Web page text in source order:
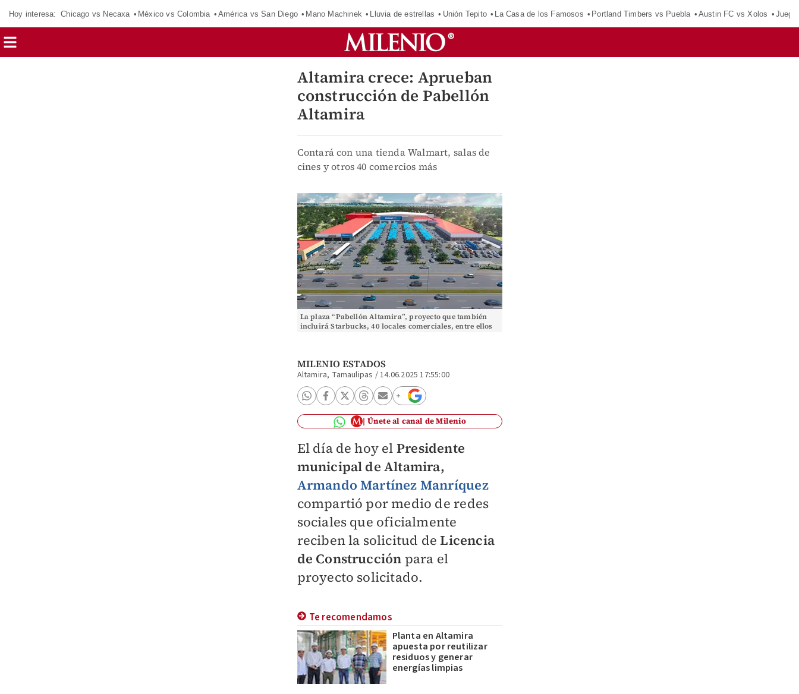
Hoy interesa: Chicago vs Necaxa México vs Colombia América vs San Diego Mano Machinek Lluvia de estrellas Unión Tepito La Casa de los Famosos Portland Timbers vs Puebla Austin FC vs Xolos
Altamira crece: Aprueban
construcción de Pabellón
Altamira
Contará con una tienda Walmart, salas de
cines y otros 40 comercios más
La plaza “Pabellón Altamira”, proyecto que también
incluirá Starbucks, 40 locales comerciales, entre ellos
MILENIO ESTADOS
Altamira, Tamaulipas /14.06.2025 17:55:00
Únete al canal de Milenio
El día de hoy el Presidente
municipal de Altamira,
Armando Martínez Manríquez
compartió por medio de redes
sociales que oficialmente
reciben la solicitud deLicencia
de Construcción para el
proyecto solicitado.
Te recomendamos
Planta en Altamira
apuesta por reutilizar
residuos y generar
energías limpias